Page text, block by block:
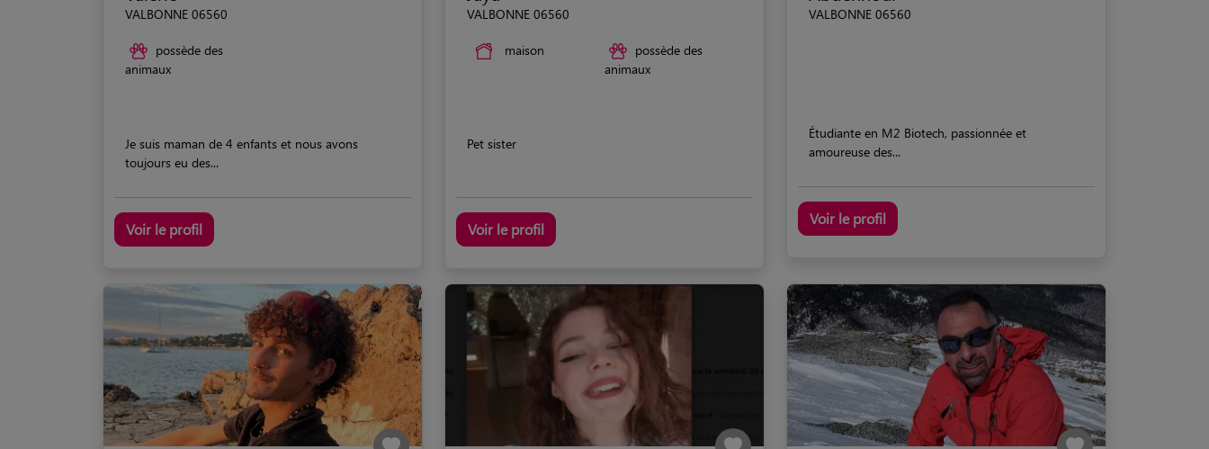
VALBONNE 06560
possède des
animaux
Je suis maman de 4 enfants et nous avons
toujours eu des...
Voir le profil
VALBONNE 06560
maison
possède des
animaux
Pet sister
Voir le profil
VALBONNE 06560
Étudiante en M2 Biotech, passionnée et
amoureuse des...
Voir le profil